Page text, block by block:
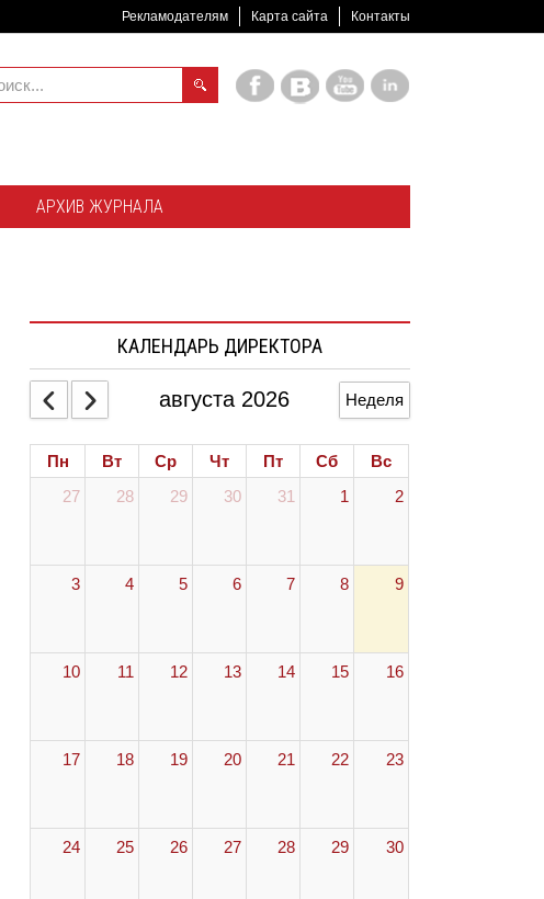
Рекламодателям Карта сайта Контакты
АРХИВ ЖУРНАЛА
КАЛЕНДАРЬ ДИРЕКТОРА
августа 2026 Неделя
Пн Вт Ср Чт Пт Сб
Вс
27
28 29 30 31 1 2
3 4 5 6 7 8 9
10 11 12 13 14 15 16
17 18 19 20 21 22 23
24 25 26 27 28 29 30